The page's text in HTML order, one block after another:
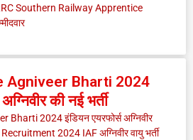
Southern Railway Apprentice
Agniveer Bharti 2024
की नई भर्ती
2024 इंडियन एयरफोर्स अग्निवीर
2024 IAF अग्निवीर वायु भर्ती